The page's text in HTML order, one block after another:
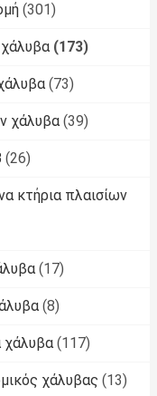
(301)
(173)
(73)
χάλυβα (39)
(26)
κτήρια πλαισίων
(17)
(8)
χάλυβα (117)
χάλυβας (13)